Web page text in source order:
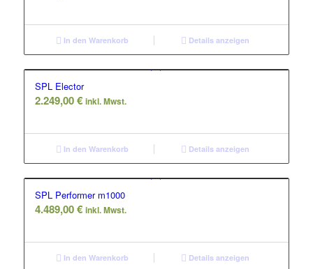
In den Warenkorb Details anzeigen
SPL Elector
2.249,00€ inkl. Mwst.
In den Warenkorb Details anzeigen
SPL Performer m1000
4.489,00€ inkl. Mwst.
In den Warenkorb Details anzeigen